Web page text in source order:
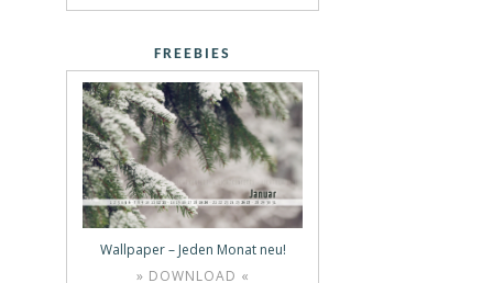
FREEBIES
Wallpaper – Jeden Monat neu!
» DOWNLOAD «